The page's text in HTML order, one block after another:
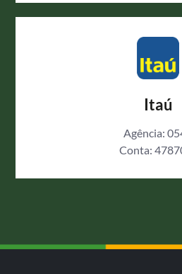
Itaú
Agência:
Conta: